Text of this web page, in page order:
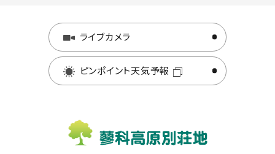
ライブカメラ
ピンポイント天気予報